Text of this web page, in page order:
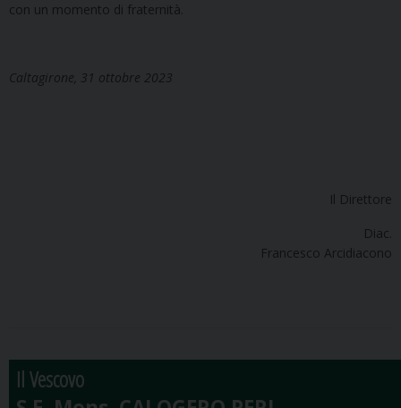
con un momento di fraternità.
Caltagirone, 31 ottobre 2023
Il Direttore
Diac.
Francesco Arcidiacono
Il Vescovo